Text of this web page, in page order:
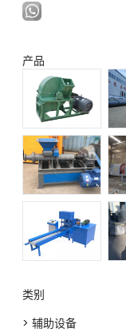
产品
类别
> 辅助设备